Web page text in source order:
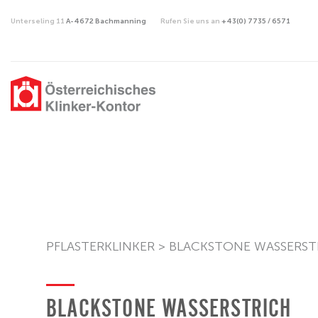
Unterseling 11 A-4672 Bachmanning Rufen Sie uns an +43(0) 7735 / 6571
PFLASTERKLINKER > BLACKSTONE
BLACKSTONE WASSERSTRICH